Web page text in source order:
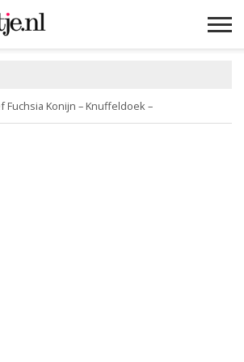
Fuchsia Konijn – Knuffeldoek –